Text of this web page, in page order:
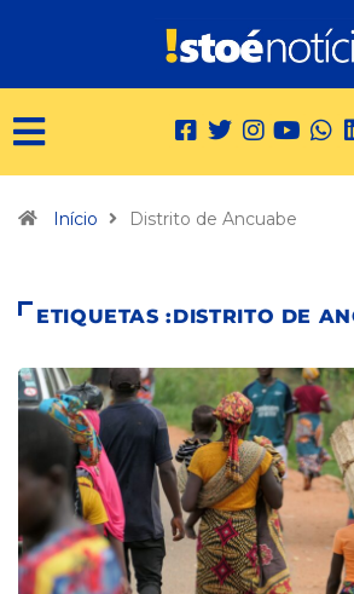
Início Distrito de Ancuabe
ETIQUETAS :DISTRITO DE